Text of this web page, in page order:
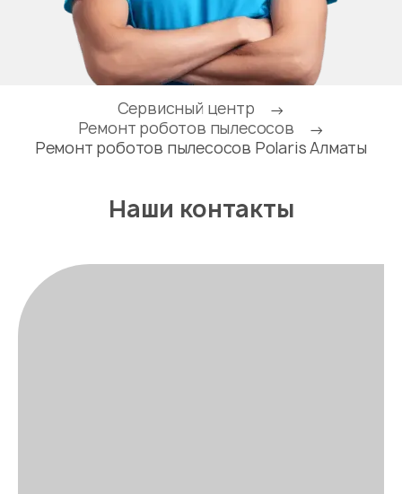
Сервисный центр
→
Ремонт роботов пылесосов
→
Ремонт роботов пылесосов Polaris Алматы
Наши контакты